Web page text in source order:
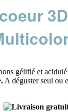
gélifié et
A déguster seul ou